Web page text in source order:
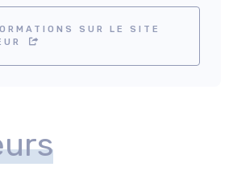
SUR LE SITE